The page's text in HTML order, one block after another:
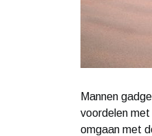
Mannen
voordelen
omgaan met